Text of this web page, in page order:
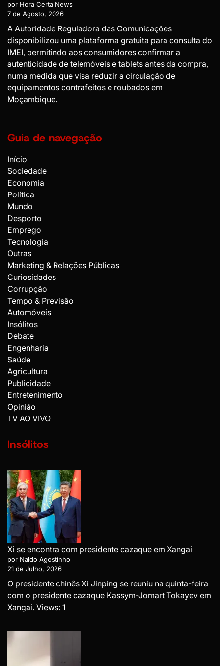
por Hora Certa News
7 de Agosto, 2026
A Autoridade Reguladora das Comunicações
disponibilizou uma plataforma gratuita para consulta do
IMEI, permitindo aos consumidores confirmar a
autenticidade de telemóveis e tablets antes da compra,
numa medida que visa reduzir a circulação de
equipamentos contrafeitos e roubados em
Moçambique.
Guia de navegação
Início
Sociedade
Economia
Política
Mundo
Desporto
Emprego
Tecnologia
Outras
Marketing & Relações Públicas
Curiosidades
Corrupção
Tempo & Previsão
Automóveis
Insólitos
Debate
Engenharia
Saúde
Agricultura
Publicidade
Entretenimento
Opinião
TV AO VIVO
Insólitos
Xi se encontra com presidente cazaque em Xangai
por Naldo Agostinho
21 de Julho, 2026
O presidente chinês Xi Jinping se reuniu na quinta-feira
com o presidente cazaque Kassym-Jomart Tokayev em
Xangai. Views: 1